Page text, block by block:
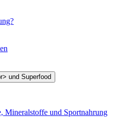
Mineralstoffe und Sportnahrung